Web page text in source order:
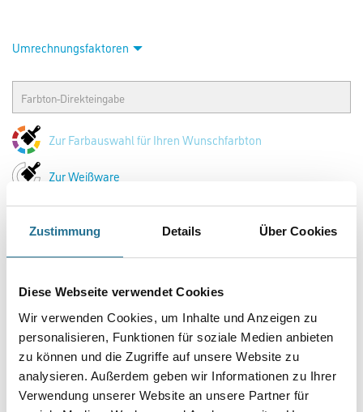
Zustimmung Details Über Cookies
Diese Webseite verwendet Cookies
Wir verwenden Cookies, um Inhalte und Anzeigen zu
personalisieren, Funktionen für soziale Medien anbieten
zu können und die Zugriffe auf unsere Website zu
analysieren. Außerdem geben wir Informationen zu Ihrer
Verwendung unserer Website an unsere Partner für
Umrechnungsfaktoren
Zur Farbauswahl für Ihren Wunschfarbton
Zur Weißware
PRODUKTEIGENSCHAFTEN